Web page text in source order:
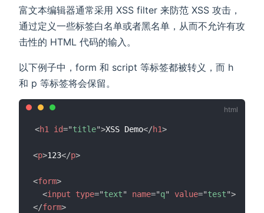
富文本编辑器通常采用 XSS filter 来防范 XSS 攻击，
通过定义一些标签白名单或者黑名单，从而不允许有攻
击性的 HTML 代码的输入。
以下例子中，form 和 script 等标签都被转义，而 h
和 p 等标签将会保留。
<h1 id="title">XSS Demo</h1>
<p>123</p>
<form>
<input type="text" name="q" value="test">
</form>